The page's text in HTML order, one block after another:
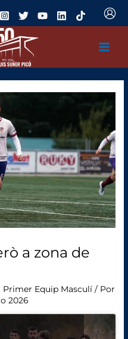
a zona de
Primer Equip Masculí / Por
2026